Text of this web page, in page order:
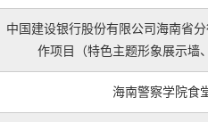
中国建设银行股份有限公司海南省
作项目（特色主题形象展示墙
海南警察学院食